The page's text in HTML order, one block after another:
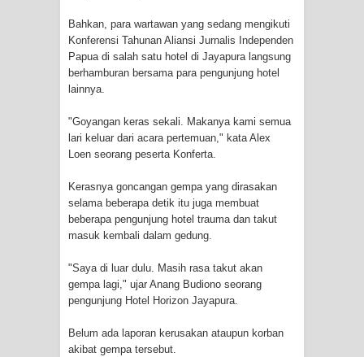
Polda Papua pada Peringatan Hari
Bhayangkara ke-80
Frontier into National Food Belt with
Mechanized Rice Expansion
Mentan Tinjau Program Cetak Sawah
dan Penanaman Padi di Merauke
Mantan Sekda Jayawijaya Jadi
Tersangka Kasus Korupsi Jalan
Lingkar
Bahkan, para wartawan yang sedang mengikuti
Konferensi Tahunan Aliansi Jurnalis Independen
Papua di salah satu hotel di Jayapura langsung
berhamburan bersama para pengunjung hotel
lainnya.
"Goyangan keras sekali. Makanya kami semua
lari keluar dari acara pertemuan," kata Alex
Loen seorang peserta Konferta.
Kerasnya goncangan gempa yang dirasakan
selama beberapa detik itu juga membuat
beberapa pengunjung hotel trauma dan takut
masuk kembali dalam gedung.
"Saya di luar dulu. Masih rasa takut akan
gempa lagi," ujar Anang Budiono seorang
pengunjung Hotel Horizon Jayapura.
Belum ada laporan kerusakan ataupun korban
akibat gempa tersebut.